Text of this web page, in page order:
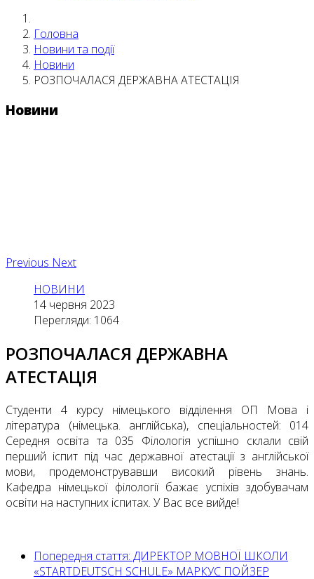
Головна
Новини та події
Новини
РОЗПОЧАЛАСЯ ДЕРЖАВНА АТЕСТАЦІЯ
Новини
Previous Next
НОВИНИ
14 червня 2023
Перегляди: 1064
РОЗПОЧАЛАСЯ ДЕРЖАВНА
АТЕСТАЦІЯ
Студенти 4 курсу німецького відділення ОП Мова і
література (німецька. англійська), спеціальностей: 014
Середня освіта та 035 Філологія успішно склали свій
перший іспит під час державної атестації з англійської
мови, продемонструвавши високий рівень знань.
Кафедра німецької філології бажає успіхів здобувачам
освіти на наступних іспитах. У Вас все вийде!
Попередня стаття: ДИРЕКТОР МОВНОЇ ШКОЛИ
«STARTDEUTSCH SCHULE» МАРКУС ПОЙЗЕР